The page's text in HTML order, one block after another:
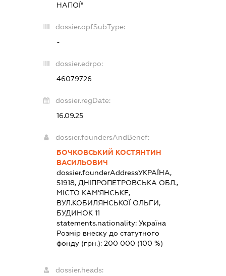
НАПОЇ"
dossier.opfSubType:
-
dossier.edrpo:
46079726
dossier.regDate:
16.09.25
dossier.foundersAndBenef:
БОЧКОВСЬКИЙ КОСТЯНТИН
ВАСИЛЬОВИЧ
dossier.founderAddressУКРАЇНА,
51918, ДНІПРОПЕТРОВСЬКА ОБЛ.,
МІСТО КАМ'ЯНСЬКЕ,
ВУЛ.КОБИЛЯНСЬКОЇ ОЛЬГИ,
БУДИНОК 11
statements.nationality: Україна
Розмір внеску до статутного
фонду (грн.): 200 000 (100 %)
dossier.heads: